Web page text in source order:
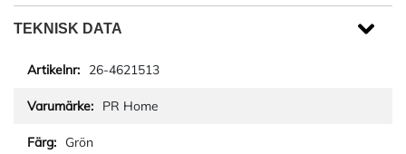
TEKNISK DATA
26-4621513
PR Home
Grön